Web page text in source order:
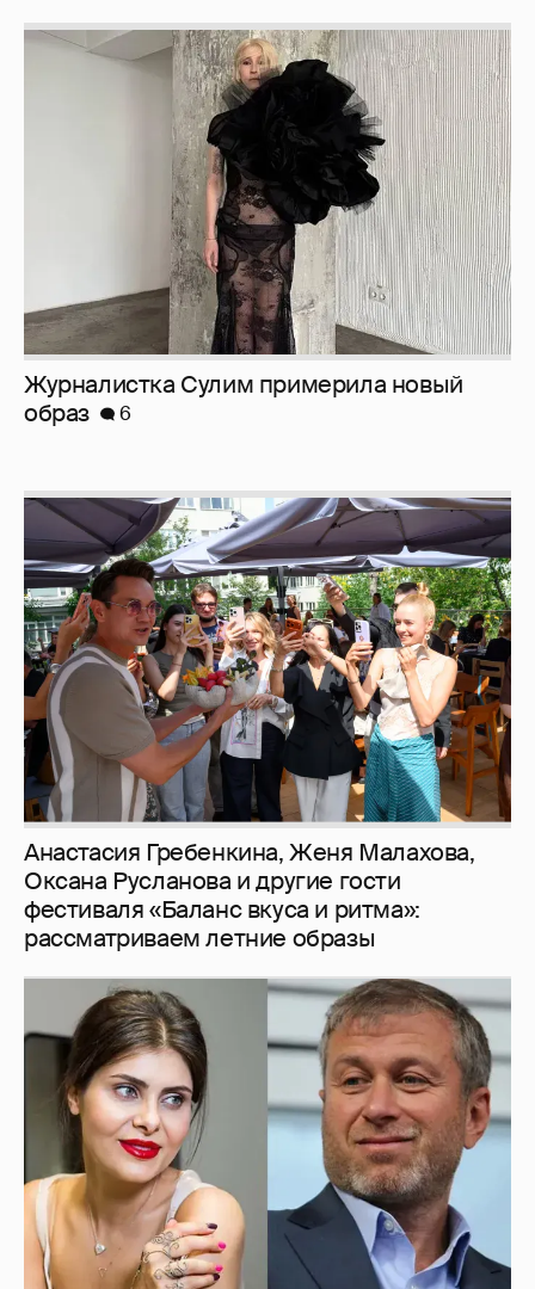
Журналистка Сулим примерила новый
образ
6
Анастасия Гребенкина, Женя Малахова,
Оксана Русланова и другие гости
фестиваля «Баланс вкуса и ритма»:
рассматриваем летние образы